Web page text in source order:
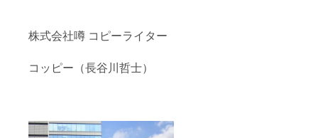
株式会社噂 コピーライター
コッピー（長谷川哲士）